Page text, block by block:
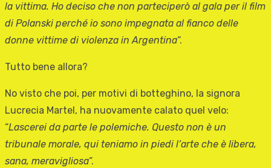
la vittima. Ho deciso che non parteciperò al gala per il film
di Polanski perché io sono impegnata al fianco delle
donne vittime di violenza in Argentina“.
Tutto bene allora?
No visto che poi, per motivi di botteghino, la signora
Lucrecia Martel, ha nuovamente calato quel velo:
“Lascerei da parte le polemiche. Questo non è un
tribunale morale, qui teniamo in piedi l’arte che è libera,
sana, meravigliosa”.